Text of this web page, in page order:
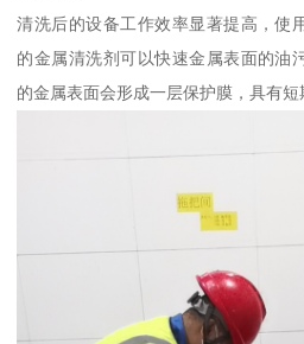
清洗后的设备工作效率显著提高，使
的金属清洗剂可以快速金属表面的油
的金属表面会形成一层保护膜，具有短